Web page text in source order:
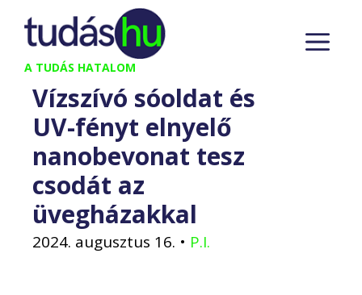
Kilépés
tartalomba
A TUDÁS HATALOM
Vízszívó sóoldat és
UV-fényt elnyelő
nanobevonat tesz
csodát az
üvegházakkal
2024. augusztus 16. • P.I.